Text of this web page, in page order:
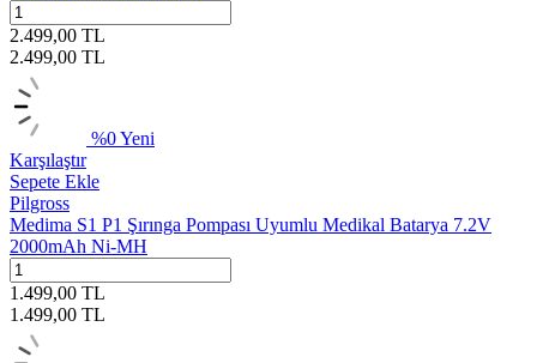
2.499,00 TL
2.499,00 TL
%0Yeni
Karşılaştır
Sepete Ekle
Pilgross
Medima S1 P1 Şırınga Pompası Uyumlu Medikal Batarya 7.2V
2000mAh Ni-MH
1.499,00 TL
1.499,00 TL